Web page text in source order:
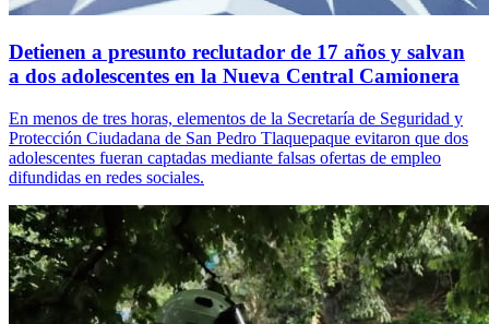
Detienen a presunto reclutador de 17 años y salvan
a dos adolescentes en la Nueva Central Camionera
En menos de tres horas, elementos de la Secretaría de Seguridad y
Protección Ciudadana de San Pedro Tlaquepaque evitaron que dos
adolescentes fueran captadas mediante falsas ofertas de empleo
difundidas en redes sociales.